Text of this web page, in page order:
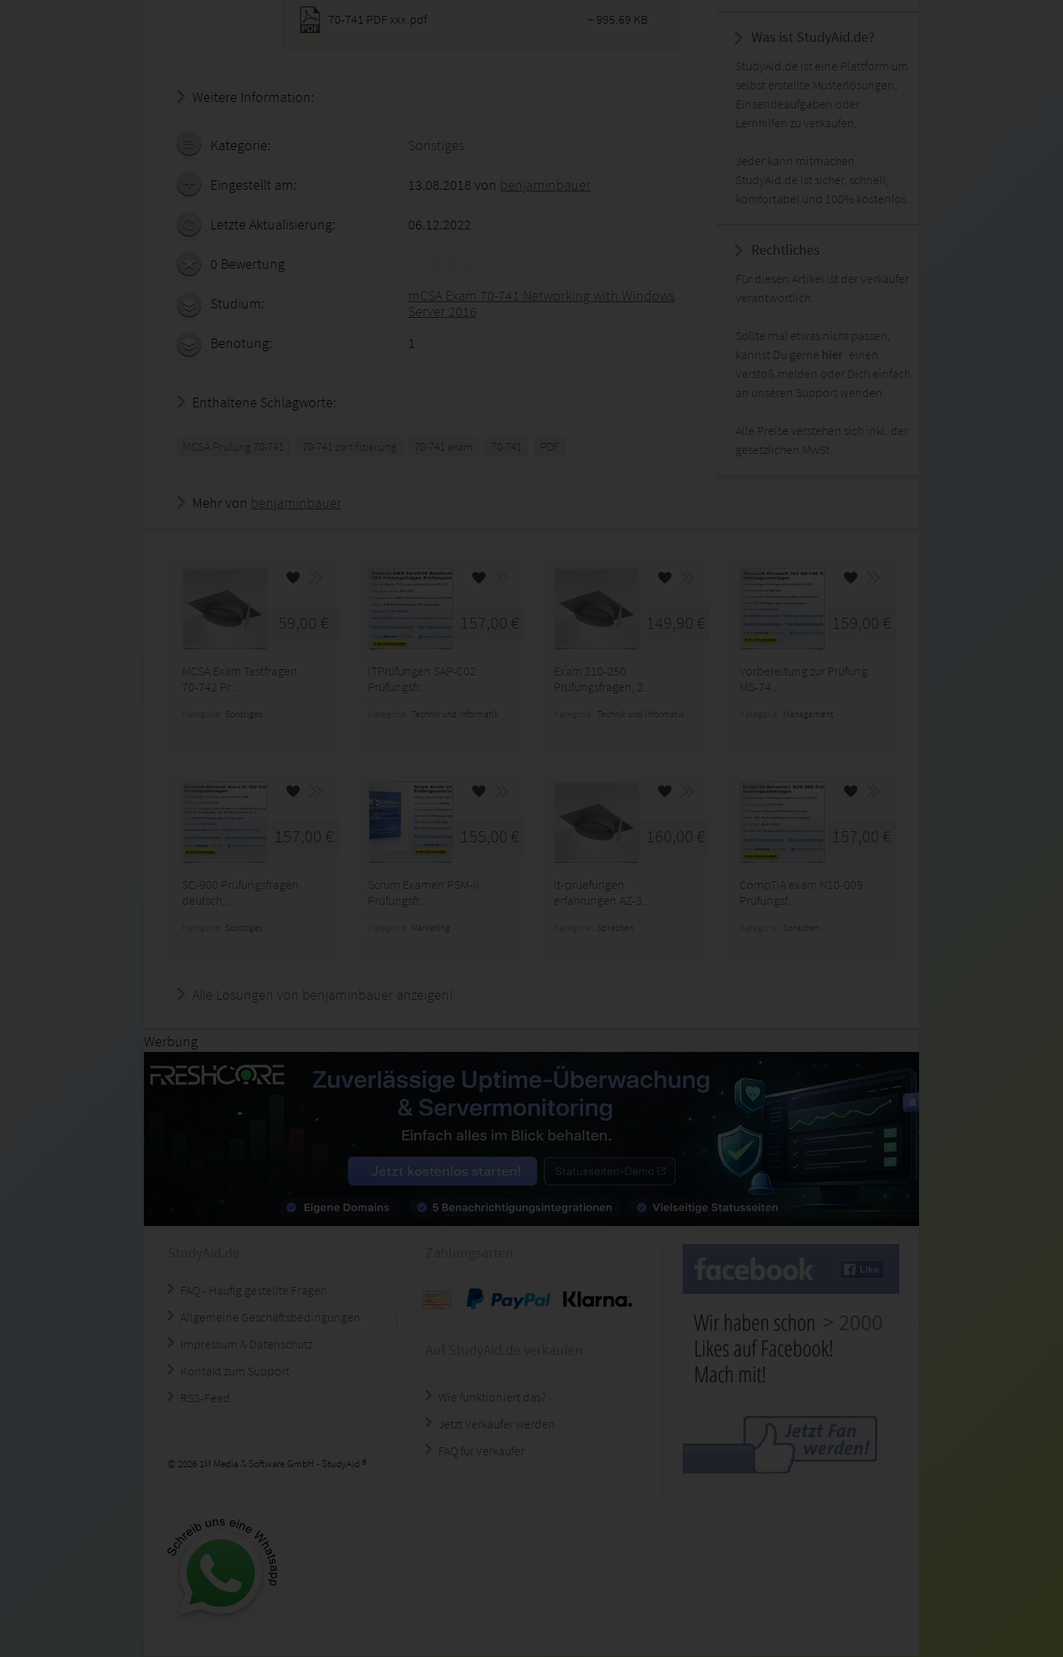
70-741 PDF xxx.pdf ~ 995.69 KB
Weitere Information:
Kategorie: Sonstiges
Eingestellt am: 13.08.2018 von benjaminbauer
Letzte Aktualisierung: 06.12.2022
0 Bewertung
Studium:
mCSA Exam 70-741 Networking with Windows
Server 2016
Benotung:
1
Enthaltene Schlagworte:
MCSA Prüfung 70-741 70-741 zertifizierung 70-741 exam 70-741 PDF
Was ist StudyAid.de?
StudyAid.de ist eine Plattform um
selbst erstellte Musterlösungen,
Einsendeaufgaben oder
Lernhilfen zu verkaufen.
Jeder kann mitmachen.
StudyAid.de ist sicher, schnell,
komfortabel und 100% kostenlos.
Rechtliches
Für diesen Artikel ist der Verkäufer
verantwortlich.
Sollte mal etwas nicht passen,
kannst Du gerne hier einen
Verstoß melden oder Dich einfach
an unseren Support wenden.
Alle Preise verstehen sich inkl. der
gesetzlichen MwSt.
Mehr von benjaminbauer
59,00 €
MCSA Exam Testfragen
70-742 Pr...
Sonstiges
157,00 €
ITPrüfungen SAP-C02
Prüfungsfr...
Technik und Informatik
149,90 €
Exam 210-250
Prüfungsfragen, 2...
Technik und Informatik
159,00 €
Vorbereitung zur Prüfung
MS-74...
Management
157,00 €
SC-900 Prüfungsfragen
deutsch,...
Sonstiges
155,00 €
Scrum Examen PSM-II
Prüfungsfr...
Marketing
160,00 €
it-pruefungen
erfahrungen AZ-3...
Sprachen
157,00 €
CompTIA exam N10-009
Prüfungsf...
Sprachen
Alle Lösungen von benjaminbauer anzeigen!
Werbung
FAQ - Häufig gestellte Fragen
Allgemeine Geschäftsbedingungen
Impressum & Datenschutz
Kontakt zum Support
RSS-Feed
© 2026 1M Media & Software GmbH - StudyAid ®
Wie funktioniert das?
Jetzt Verkäufer werden
FAQ für Verkäufer
> 2000